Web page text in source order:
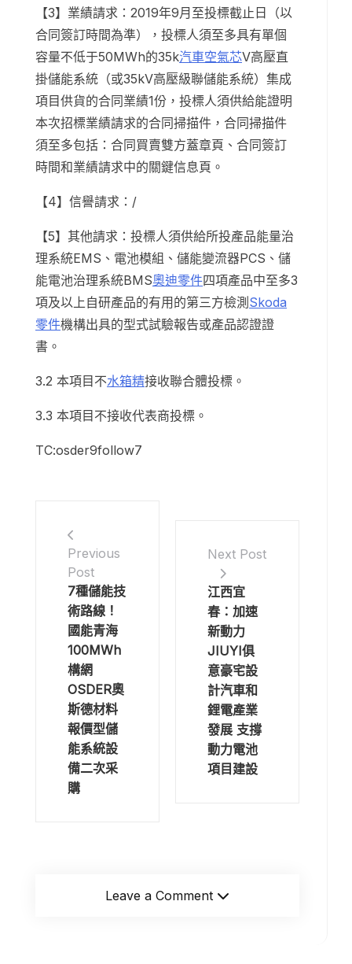
【3】業績請求：2019年9月至投標截止日（以
合同簽訂時間為準），投標人須至多具有單個
容量不低于50MWh的35k汽車空氣芯V高壓直
掛儲能系統（或35kV高壓級聯儲能系統）集成
項目供貨的合同業績1份，投標人須供給能證明
本次招標業績請求的合同掃描件，合同掃描件
須至多包括：合同買賣雙方蓋章頁、合同簽訂
時間和業績請求中的關鍵信息頁。
【4】信譽請求：/
【5】其他請求：投標人須供給所投產品能量治
理系統EMS、電池模組、儲能變流器PCS、儲
能電池治理系統BMS奧迪零件四項產品中至多3
項及以上自研產品的有用的第三方檢測 Skoda
零件機構出具的型式試驗報告或產品認證證
書。
3.2 本項目不水箱精接收聯合體投標。
3.3 本項目不接收代表商投標。
TC:osder9follow7
Previous
Post
7種儲能技
術路線！
國能青海
100MWh
構網
OSDER奧
斯德材料
報價型儲
能系統設
備二次采
購
Next Post
江西宜
春：加速
新動力
JIUYI俱
意豪宅設
計汽車和
鋰電產業
發展 支撐
動力電池
項目建設
Leave a Comment